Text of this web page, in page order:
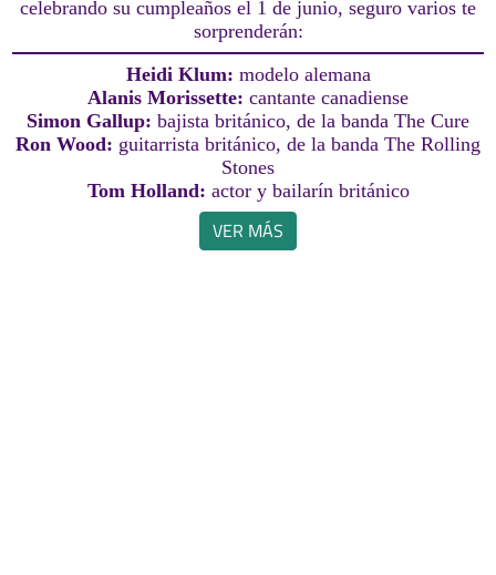
celebrando su cumpleaños el 1 de junio, seguro varios te
sorprenderán:
Heidi Klum: modelo alemana
Alanis Morissette: cantante canadiense
Simon Gallup: bajista británico, de la banda The Cure
Ron Wood: guitarrista británico, de la banda The Rolling
Stones
Tom Holland: actor y bailarín británico
VER MÁS